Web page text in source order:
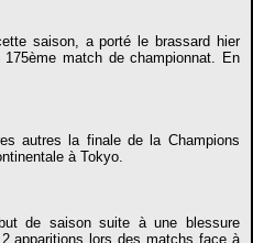
saison, a porté le brassard hier
match de championnat. En
autres la finale de la Champions
à Tokyo.
de saison suite à une blessure
apparitions lors des matchs face à